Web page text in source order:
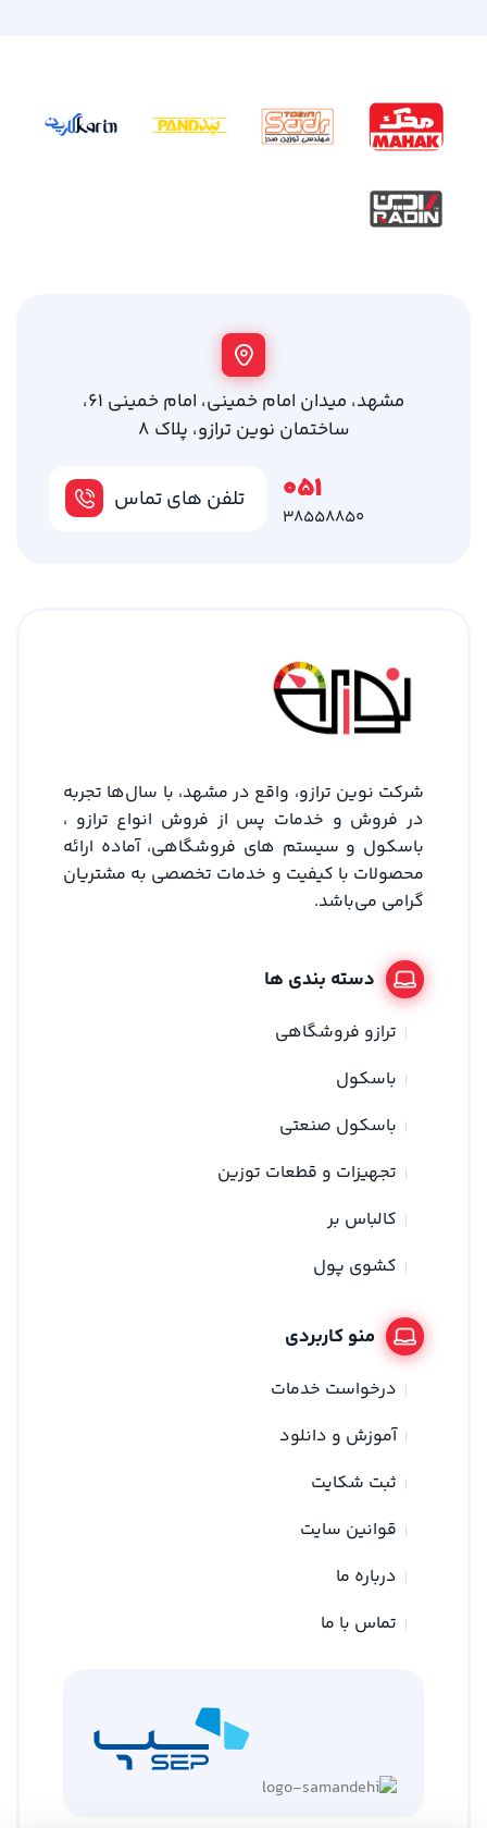
مشهد، میدان امام خمینی، امام خمینی 61،
ساختمان نوین ترازو، پلاک 8
تلفن های تماس 051
38558850
شرکت نوین ترازو، واقع در مشهد، با سال‌ها تجربه
در فروش و خدمات پس از فروش انواع ترازو ،
باسکول و سیستم های فروشگاهی، آماده ارائه
محصولات با کیفیت و خدمات تخصصی به مشتریان
گرامی می‌باشد.
دسته بندی ها
ترازو فروشگاهی
باسکول
باسکول صنعتی
تجهیزات و قطعات توزین
کالباس بر
کشوی پول
منو کاربردی
درخواست خدمات
آموزش و دانلود
ثبت شکایت
قوانین سایت
درباره ما
تماس با ما